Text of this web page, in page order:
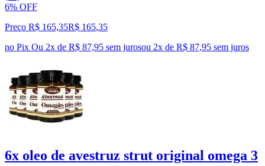
6% OFF
Preço R$ 165,35R$ 165,35
no Pix Ou 2x de R$ 87,95 sem jurosou 2x de R$ 87,95 sem juros
6x oleo de avestruz strut original omega 3